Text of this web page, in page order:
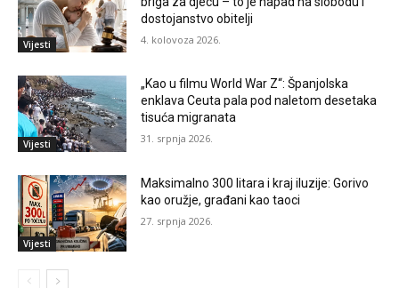
Vijesti
dostojanstvo obitelji
4. kolovoza 2026.
Vijesti
„Kao u filmu World War Z“: Španjolska
enklava Ceuta pala pod naletom desetaka
tisuća migranata
31. srpnja 2026.
Vijesti
Maksimalno 300 litara i kraj iluzije: Gorivo
kao oružje, građani kao taoci
27. srpnja 2026.